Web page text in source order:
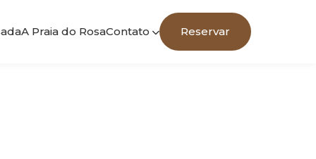
A Praia do RosaContato Reservar